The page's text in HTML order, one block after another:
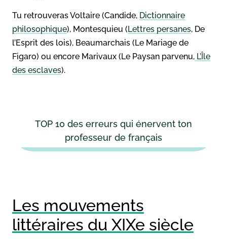
Tu retrouveras Voltaire (Candide, Dictionnaire
philosophique), Montesquieu (Lettres persanes, De
l’Esprit des lois), Beaumarchais (Le Mariage de
Figaro) ou encore Marivaux (Le Paysan parvenu, L’Île
des esclaves).
TOP 10 des erreurs qui énervent ton
professeur de français
Les mouvements
littéraires du XIXe siècle